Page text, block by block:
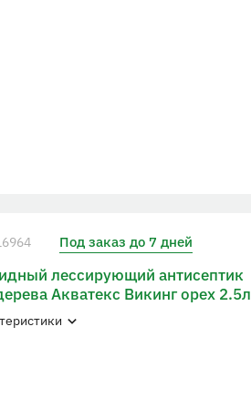
Под заказ до 7 дней
лессирующий антисептик
Акватекс Викинг орех 2.5л